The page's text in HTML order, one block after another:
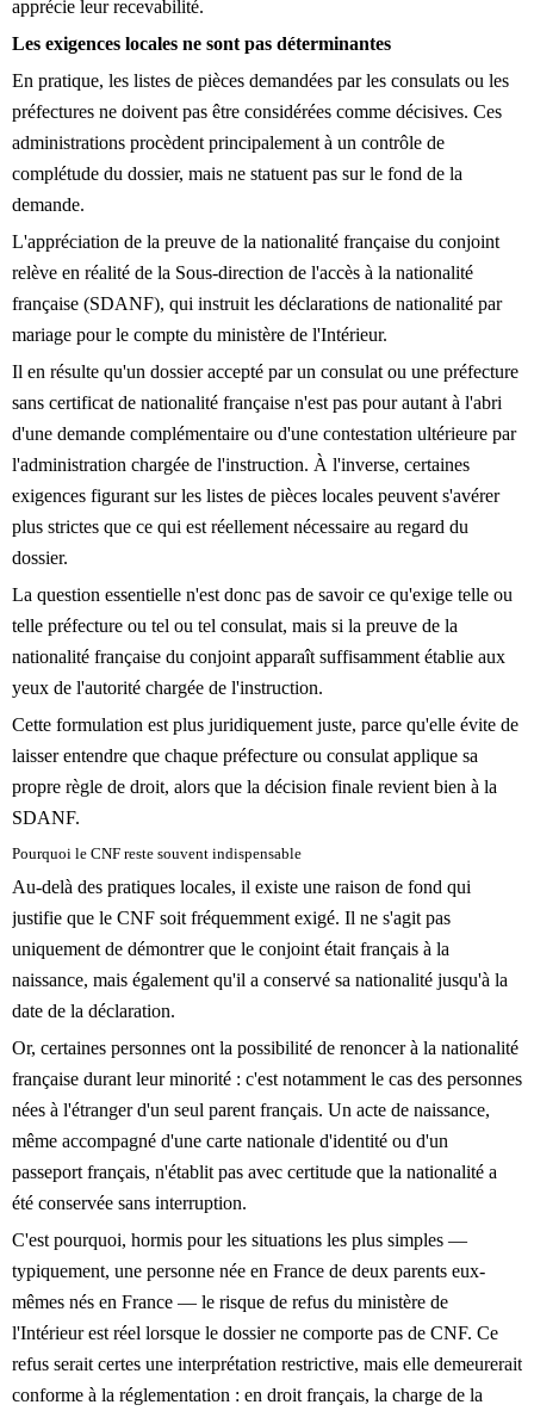
apprécie leur recevabilité.
Les exigences locales ne sont pas déterminantes
En pratique, les listes de pièces demandées par les consulats ou les
préfectures ne doivent pas être considérées comme décisives. Ces
administrations procèdent principalement à un contrôle de
complétude du dossier, mais ne statuent pas sur le fond de la
demande.
L'appréciation de la preuve de la nationalité française du conjoint
relève en réalité de la Sous-direction de l'accès à la nationalité
française (SDANF), qui instruit les déclarations de nationalité par
mariage pour le compte du ministère de l'Intérieur.
Il en résulte qu'un dossier accepté par un consulat ou une préfecture
sans certificat de nationalité française n'est pas pour autant à l'abri
d'une demande complémentaire ou d'une contestation ultérieure par
l'administration chargée de l'instruction. À l'inverse, certaines
exigences figurant sur les listes de pièces locales peuvent s'avérer
plus strictes que ce qui est réellement nécessaire au regard du
dossier.
La question essentielle n'est donc pas de savoir ce qu'exige telle ou
telle préfecture ou tel ou tel consulat, mais si la preuve de la
nationalité française du conjoint apparaît suffisamment établie aux
yeux de l'autorité chargée de l'instruction.
Cette formulation est plus juridiquement juste, parce qu'elle évite de
laisser entendre que chaque préfecture ou consulat applique sa
propre règle de droit, alors que la décision finale revient bien à la
SDANF.
Pourquoi le CNF reste souvent indispensable
Au-delà des pratiques locales, il existe une raison de fond qui
justifie que le CNF soit fréquemment exigé. Il ne s'agit pas
uniquement de démontrer que le conjoint était français à la
naissance, mais également qu'il a conservé sa nationalité jusqu'à la
date de la déclaration.
Or, certaines personnes ont la possibilité de renoncer à la nationalité
française durant leur minorité : c'est notamment le cas des personnes
nées à l'étranger d'un seul parent français. Un acte de naissance,
même accompagné d'une carte nationale d'identité ou d'un
passeport français, n'établit pas avec certitude que la nationalité a
été conservée sans interruption.
C'est pourquoi, hormis pour les situations les plus simples —
typiquement, une personne née en France de deux parents eux-
mêmes nés en France — le risque de refus du ministère de
l'Intérieur est réel lorsque le dossier ne comporte pas de CNF. Ce
refus serait certes une interprétation restrictive, mais elle demeurerait
conforme à la réglementation : en droit français, la charge de la